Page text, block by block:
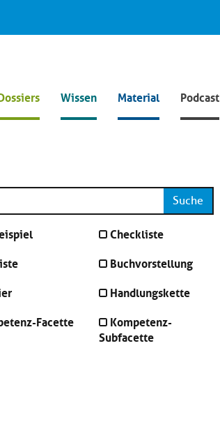
Wissen Material Podcast
Suche
Checkliste
Buchvorstellung
Handlungskette
Facette
Kompetenz-
Subfacette